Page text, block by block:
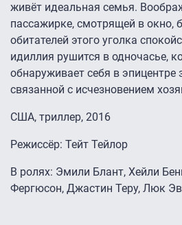
живёт идеальная семья.
пассажирке, смотрящей в окно,
обитателей этого уголка
идиллия рушится в одночасье,
обнаруживает себя в эпицентре
связанной с исчезновением
США, триллер, 2016
Режиссёр: Тейт Тейлор
В ролях: Эмили Блант, Хейли
Фергюсон, Джастин Теру, Люк